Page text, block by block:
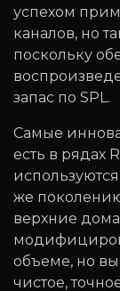
успехом
каналов, но
поскольку
запас по SPL.
Самые
есть в рядах
же поколению
верхние
объеме, но вы
чистое,